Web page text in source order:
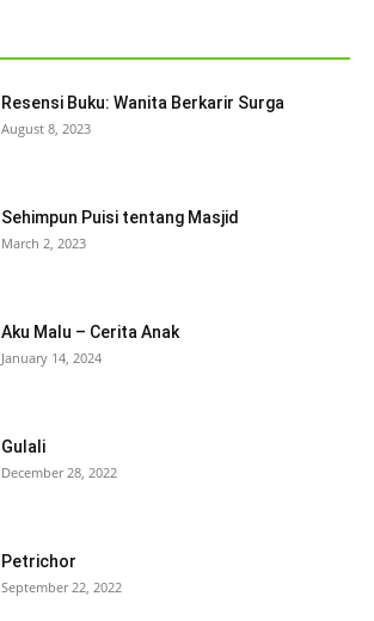
Resensi Buku: Wanita Berkarir Surga
August 8, 2023
Sehimpun Puisi tentang Masjid
March 2, 2023
Aku Malu – Cerita Anak
January 14, 2024
Gulali
December 28, 2022
Petrichor
September 22, 2022